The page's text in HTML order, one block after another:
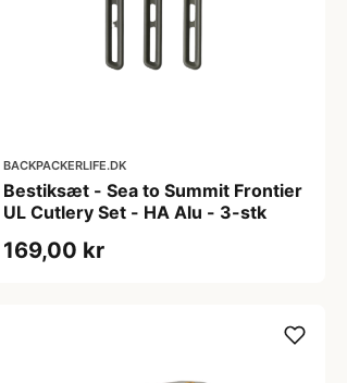
BACKPACKERLIFE.DK
Bestiksæt - Sea to Summit Frontier
UL Cutlery Set - HA Alu - 3-stk
169,00 kr